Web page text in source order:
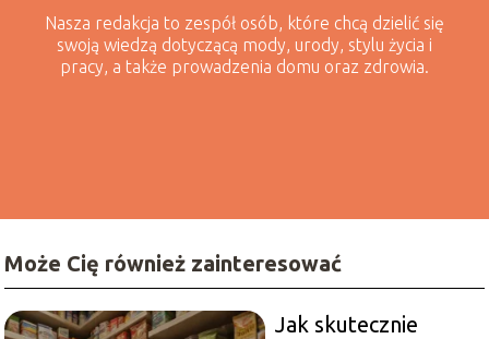
Nasza redakcja to zespół osób, które chcą dzielić się
swoją wiedzą dotyczącą mody, urody, stylu życia i
pracy, a także prowadzenia domu oraz zdrowia.
Może Cię również zainteresować
Jak skutecznie